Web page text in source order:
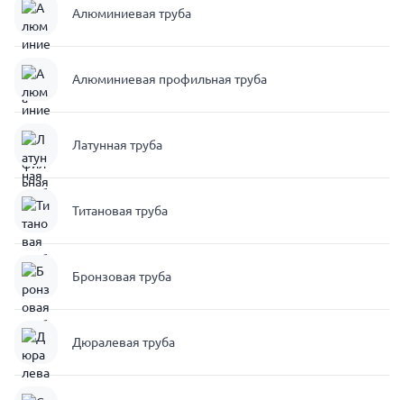
Алюминиевая труба
Алюминиевая профильная труба
Латунная труба
Титановая труба
Бронзовая труба
Дюралевая труба